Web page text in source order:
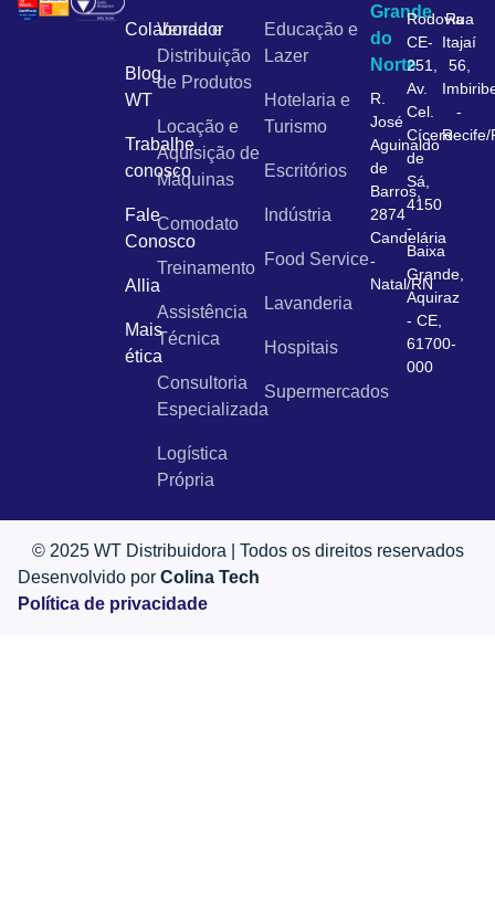
Colaborador
Blog
WT
Trabalhe
conosco
Fale
Conosco
Allia
Mais
ética
Venda e
Distribuição
de Produtos
Locação e
Aquisição de
Máquinas
Comodato
Treinamento
Assistência
Técnica
Consultoria
Especializada
Logística
Própria
Educação e
Lazer
Hotelaria e
Turismo
Escritórios
Indústria
Food Service
Lavanderia
Hospitais
Supermercados
Grande
do
Norte
R.
José
Aguinaldo
de
Barros,
2874
Candelária
-
Natal/RN
Rodovia
CE-
251,
Av.
Cel.
Cícero
de
Sá,
4150
-
Baixa
Grande,
Aquiraz
- CE,
61700-
000
Rua
Itajaí
56,
-
Recife/
© 2025 WT Distribuidora | Todos os direitos reservados
Desenvolvido por Colina Tech
Política de privacidade